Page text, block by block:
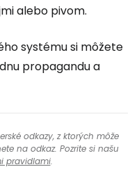
alebo pivom.
systému si môžete
propagandu a
odkazy, z ktorých môže
na odkaz. Pozrite si našu
pravidlami.